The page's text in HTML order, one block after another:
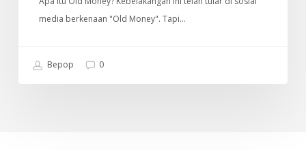
media berkenaan "Old Money". Tapi…
Bepop 0